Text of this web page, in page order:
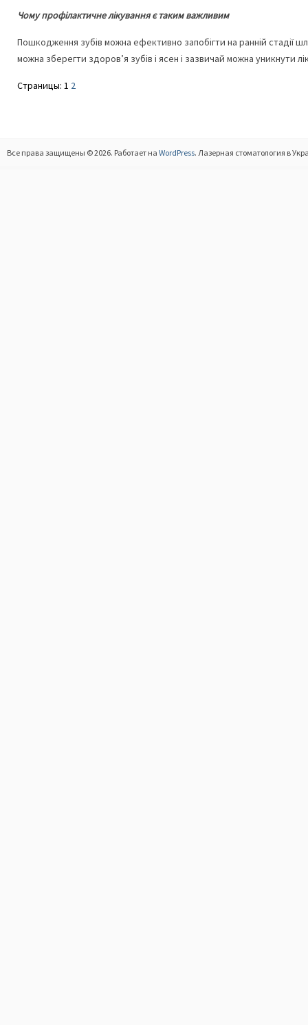
Чому профілактичне лікування є таким важливим
Пошкодження зубів можна ефективно запобігти на ранній стадії
можна зберегти здоров’я зубів і ясен і зазвичай можна уникнути
Страницы: 1 2
Все права защищены © 2026. Работает на WordPress. Лазерная стоматология в